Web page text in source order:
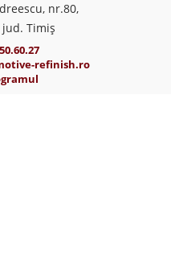
nr.80,
Timiș
refinish.ro